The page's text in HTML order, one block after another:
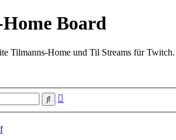
Board
Tilmanns-Home und Til Streams für Twitch.
Suche